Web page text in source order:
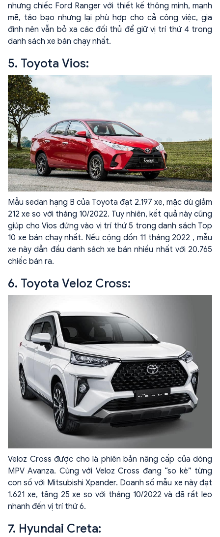
nhưng chiếc Ford Ranger với thiết kế thông minh, mạnh
mẽ, táo bạo nhưng lại phù hợp cho cả công việc, gia
đình nên vẫn bỏ xa các đối thủ để giữ vị trí thứ 4 trong
danh sách xe bán chạy nhất.
5. Toyota Vios:
Mẫu sedan hạng B của Toyota đạt 2.197 xe, mặc dù giảm
212 xe so với tháng 10/2022. Tuy nhiên, kết quả này cũng
giúp cho Vios đứng vào vị trí thứ 5 trong danh sách Top
10 xe bán chạy nhất. Nếu cộng dồn 11 tháng 2022 , mẫu
xe này dẫn đầu danh sách xe bán nhiều nhất với 20.765
chiếc bán ra.
6. Toyota Veloz Cross:
Veloz Cross được cho là phiên bản nâng cấp của dòng
MPV Avanza. Cùng với Veloz Cross đang “so kè” từng
con số với Mitsubishi Xpander. Doanh số mẫu xe này đạt
1.621 xe, tăng 25 xe so với tháng 10/2022 và đã rất leo
nhanh đến vị trí thứ 6.
7. Hyundai Creta: